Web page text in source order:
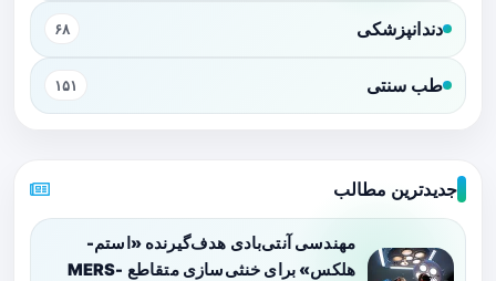
دندانپزشکی ۶۸
طب سنتی ۱۵۱
جدیدترین مطالب
مهندسی آنتی‌بادی هدف‌گیرنده «استم-
هلکس» برای خنثی‌سازی متقاطع MERS-